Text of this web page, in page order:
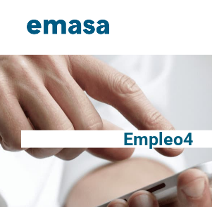
Empleo4